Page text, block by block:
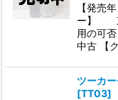
【発
ー】 東
用の可
中古 【
ツーカ
[TT03]